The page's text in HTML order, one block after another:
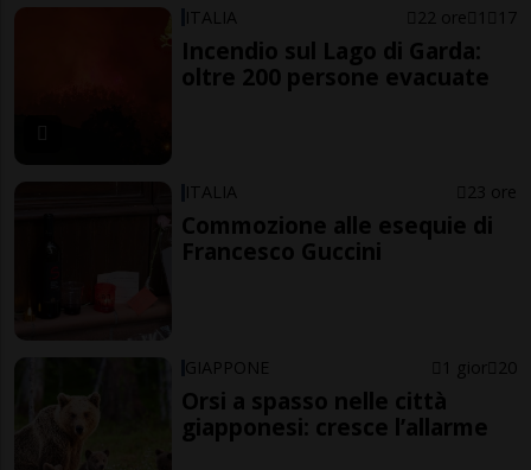
ITALIA 22 ore 1 17
Incendio sul Lago di Garda:
oltre 200 persone evacuate
ITALIA 23 ore
Commozione alle esequie di
Francesco Guccini
GIAPPONE 1 gior 20
Orsi a spasso nelle città
giapponesi: cresce l’allarme